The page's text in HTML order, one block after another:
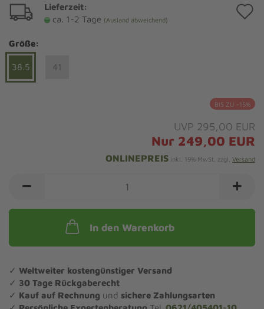
Lieferzeit:
ca. 1-2 Tage (Ausland abweichend)
Größe:
38.5 41
BIS ZU -15%
UVP 295,00 EUR
Nur 249,00 EUR
ONLINEPREIS inkl. 19% MwSt. zzgl. Versand
In den Warenkorb
✓ Weltweiter kostengünstiger Versand
✓ 30 Tage Rückgaberecht
✓ Kauf auf Rechnung und sichere Zahlungsarten